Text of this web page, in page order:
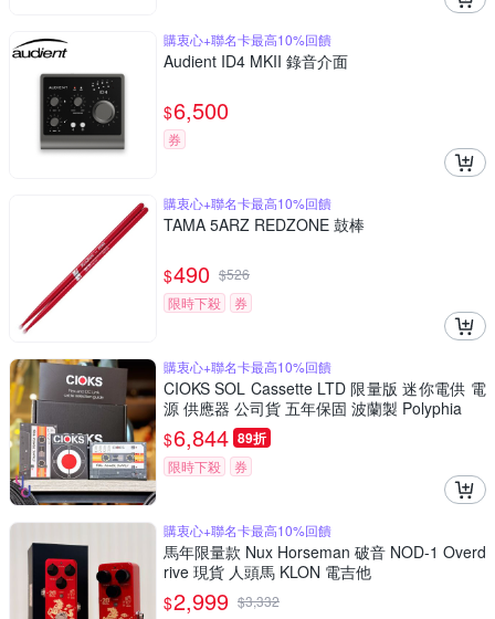
購衷心+聯名卡最高10%回饋
Audient ID4 MKII 錄音介面
$6,500
券
購衷心+聯名卡最高10%回饋
TAMA 5ARZ REDZONE 鼓棒
$490 $526
限時下殺
券
購衷心+聯名卡最高10%回饋
CIOKS SOL Cassette LTD 限量版 迷你電供 電
源 供應器 公司貨 五年保固 波蘭製 Polyphia
$6,844 89折
限時下殺 券
購衷心+聯名卡最高10%回饋
馬年限量款 Nux Horseman 破音 NOD-1 Overd
rive 現貨 人頭馬 KLON 電吉他
$2,999 $3,332